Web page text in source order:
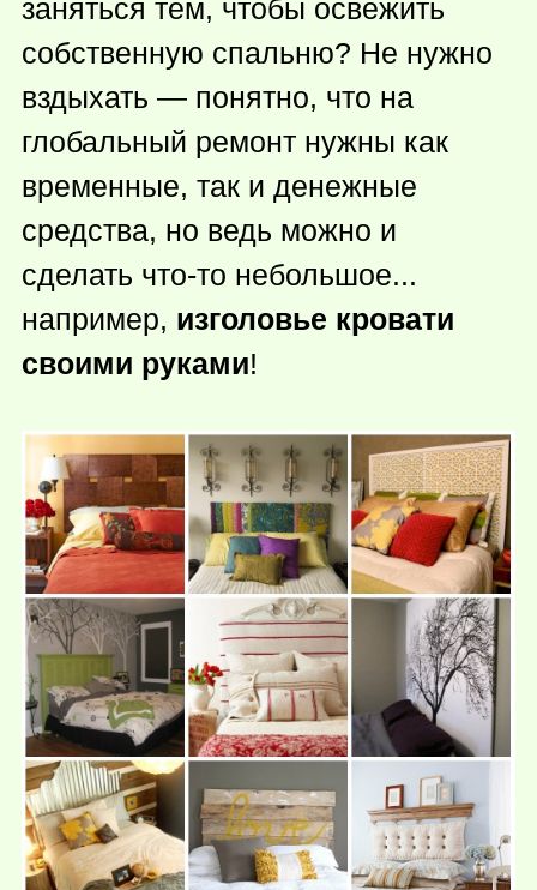
заняться тем, чтобы освежить
собственную спальню? Не нужно
вздыхать — понятно, что на
глобальный ремонт нужны как
временные, так и денежные
средства, но ведь можно и
сделать что-то небольшое...
например, изголовье кровати
своими руками!